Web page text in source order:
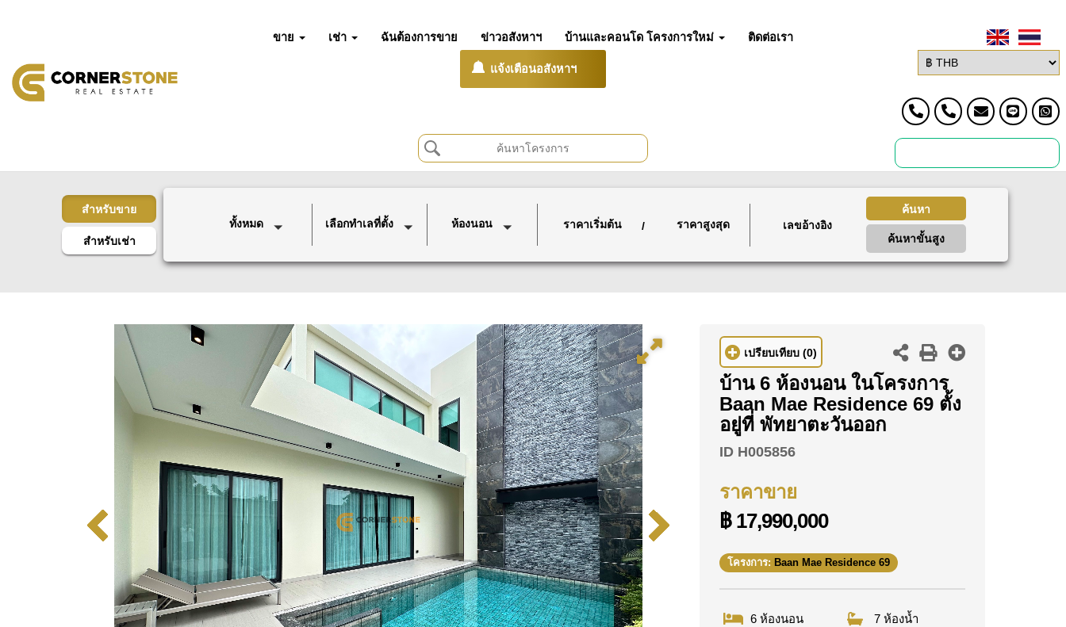
ขาย เช่า ฉันต้องการขาย ข่าวอสังหาฯ บ้านและคอนโด โครงการใหม่ ติดต่อเรา
แจ้งเตือนอสังหาฯ
สำหรับขาย
สำหรับเช่า
ทั้งหมด เลือกทำเลที่ตั้ง ห้องนอน ราคาเริ่มต้น / ราคาสูงสุด
ค้นหา
ค้นหาขั้นสูง
เปรียบเทียบ (0)
บ้าน 6 ห้องนอน ในโครงการ
Baan Mae Residence 69 ตั้ง
อยู่ที่ พัทยาตะวันออก
ID H005856
ราคาขาย
฿ 17,990,000
โครงการ: Baan Mae Residence 69
6 ห้องนอน
7 ห้องน้ำ